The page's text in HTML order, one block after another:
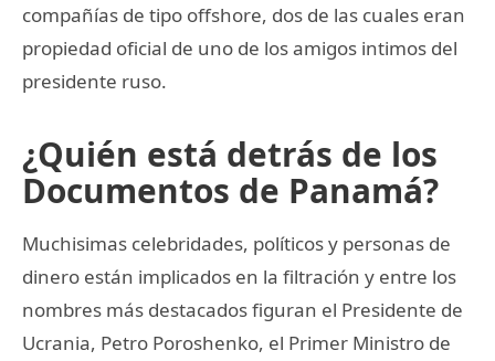
compañías de tipo offshore, dos de las cuales eran
propiedad oficial de uno de los amigos intimos del
presidente ruso.
¿Quién está detrás de los
Documentos de Panamá?
Muchisimas celebridades, políticos y personas de
dinero están implicados en la filtración y entre los
nombres más destacados figuran el Presidente de
Ucrania, Petro Poroshenko, el Primer Ministro de